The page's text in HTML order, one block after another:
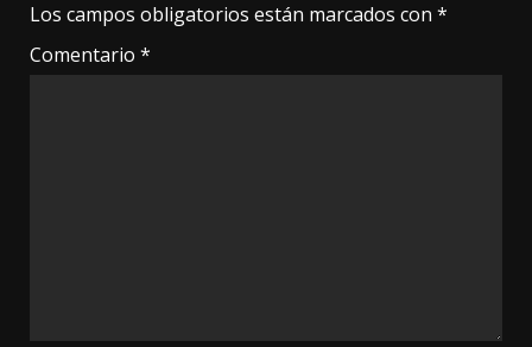
Los campos obligatorios están marcados con *
Comentario *